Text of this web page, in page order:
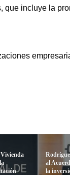
que incluye la
al
la